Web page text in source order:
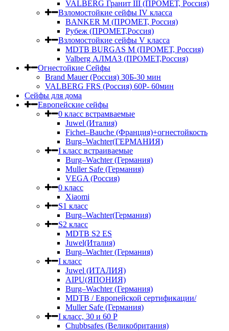
VALBERG Гранит III (ПРОМЕТ, Россия)
Взломостойкие сейфы IV класса
BANKER M (ПРОМЕТ, Россия)
Рубеж (ПРОМЕТ,Россия)
Взломостойкие сейфы V класса
MDTB BURGAS M (ПРОМЕТ, Россия)
Valberg АЛМАЗ (ПРОМЕТ,Россия)
Огнестойкие Сейфы
Brand Mauer (Россия) 30Б-30 мин
VALBERG FRS (Россия) 60Р- 60мин
Сейфы для дома
Европейские сейфы
0 класс встрамваемые
Juwel (Италия)
Fichet–Bauche (Франция)+огнестойкость
Burg–Wachter(ГЕРМАНИЯ)
I класс встраиваемые
Burg–Wachter (Германия)
Muller Safe (Германия)
VEGA (Россия)
0 класс
Xiaomi
S1 класс
Burg–Wachter(Германия)
S2 класс
MDTB S2 ES
Juwel(Италия)
Burg–Wachter (Германия)
I класс
Juwel (ИТАЛИЯ)
AIPU(ЯПОНИЯ)
Burg–Wachter (Германия)
MDTB / Европейской сертификации/
Muller Safe (Германия)
I класс, 30 и 60 P
Chubbsafes (Великобритания)